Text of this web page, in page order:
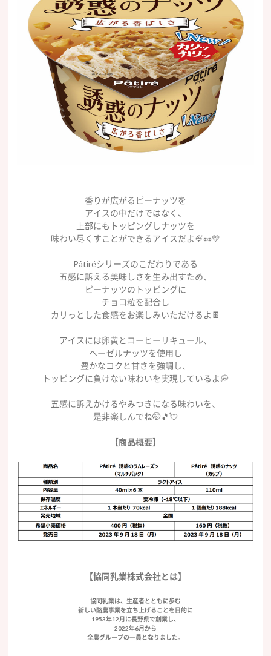
香りが広がるピーナッツを
アイスの中だけではなく、
上部にもトッピングしナッツを
味わい尽くすことができるアイスだよ🍨🥜💛
Pâtiréシリーズのこだわりである
五感に訴える美味しさを生み出すため、
ピーナッツのトッピングに
チョコ粒を配合し
カリっとした食感をお楽しみいただけるよ🍫
アイスには卵黄とコーヒーリキュール、
ヘーゼルナッツを使用し
豊かなコクと甘さを強調し、
トッピングに負けない味わいを実現しているよ💭
五感に訴えかけるやみつきになる味わいを、
是非楽しんでね🤭🎵💘
【商品概要】
【協同乳業株式会社とは】
協同乳業は、生産者とともに歩む
新しい酪農事業を立ち上げることを目的に
1953年12月に長野県で創業し、
2022年6月から
全農グループの一員となりました。